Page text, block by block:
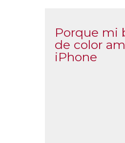
Porque mi
de color
iPhone